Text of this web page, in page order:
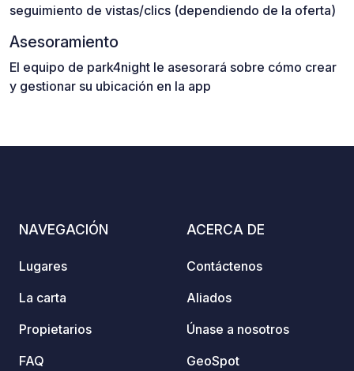
seguimiento de vistas/clics (dependiendo de la oferta)
Asesoramiento
El equipo de park4night le asesorará sobre cómo crear
y gestionar su ubicación en la app
NAVEGACIÓN
Lugares
La carta
Propietarios
FAQ
ACERCA DE
Contáctenos
Aliados
Únase a nosotros
GeoSpot